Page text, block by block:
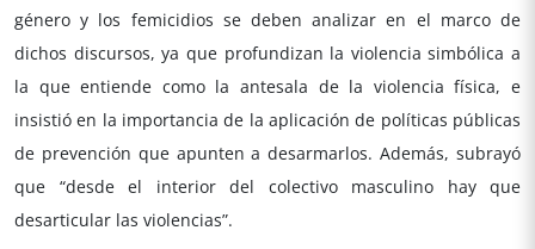
género y los femicidios se deben analizar en el marco de
dichos discursos, ya que profundizan la violencia simbólica a
la que entiende como la antesala de la violencia física, e
insistió en la importancia de la aplicación de políticas públicas
de prevención que apunten a desarmarlos. Además, subrayó
que “desde el interior del colectivo masculino hay que
desarticular las violencias”.